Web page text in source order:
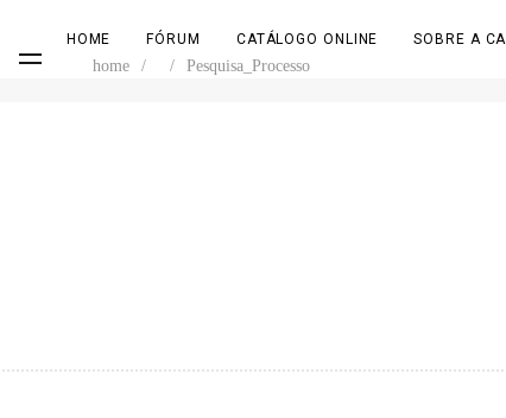
HOME FÓRUM CATÁLOGO ONLINE SOBRE A
home / / Pesquisa_Processo